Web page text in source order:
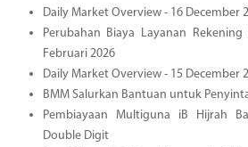
Daily Market Overview - 16 December
Perubahan Biaya Layanan
Februari 2026
Daily Market Overview - 15 December
BMM Salurkan Bantuan untuk
Pembiayaan Multiguna iB Hijrah
Double Digit